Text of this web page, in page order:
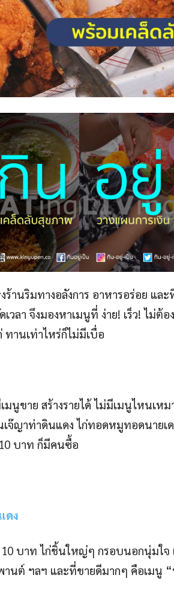
ร้านริมทางอลังการ อาหารอร่อย แ
วลา จึงมองหาเมนูที่ ง่าย! เร็ว! ไม่ต้
ทานเท่าไหร่ก็ไม่มีเบื่อ
มนูขาย สร้างรายได้ ไม่มีเมนูไหนเหม
เจ๊ญาท่าดินแดง ไก่ทอดหมูทอดนายเ
บาท ก็มีคนซื้อ
ดง
10 บาท ไก่ชิ้นใหญ่ๆ กรอบนอกนุ่มใจ
นต์ ฯลฯ และที่ขายดีมากๆ คือเมนู “